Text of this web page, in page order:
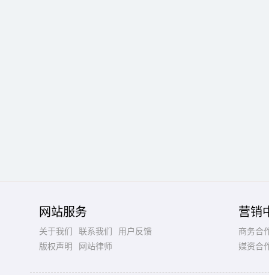
网站服务
关于我们 联系我们
用户反馈
版权声明
网站律师
营销
商务合
媒资合